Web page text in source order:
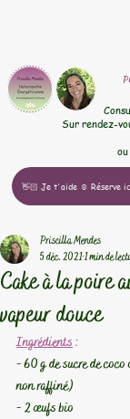
Sur rendez-
👋🏻 Je t'aide ☺️ Réserve
Cake à la poire
vapeur douce
Priscilla Mendes
5 déc. 20211 min de
Ingrédients :
- 60 g de sucre de coco
non raffiné)
- 2 œufs bio